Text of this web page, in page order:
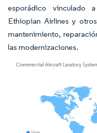
esporádico vinculado
Ethiopian Airlines y
mantenimiento,
las modernizaciones.